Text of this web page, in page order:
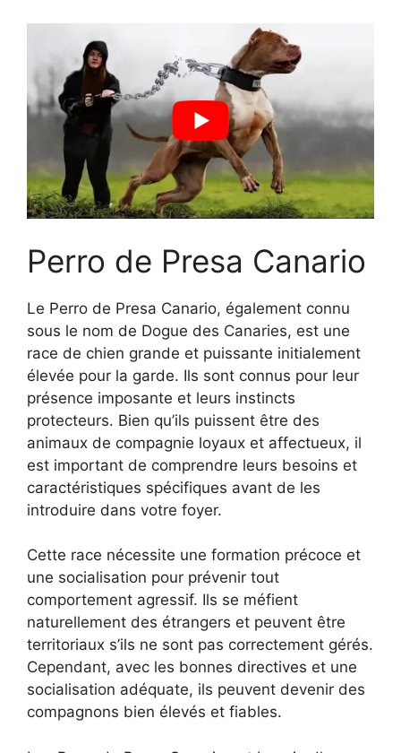
Perro de Presa Canario
Le Perro de Presa Canario, également connu
sous le nom de Dogue des Canaries, est une
race de chien grande et puissante initialement
élevée pour la garde. Ils sont connus pour leur
présence imposante et leurs instincts
protecteurs. Bien qu’ils puissent être des
animaux de compagnie loyaux et affectueux, il
est important de comprendre leurs besoins et
caractéristiques spécifiques avant de les
introduire dans votre foyer.
Cette race nécessite une formation précoce et
une socialisation pour prévenir tout
comportement agressif. Ils se méfient
naturellement des étrangers et peuvent être
territoriaux s’ils ne sont pas correctement gérés.
Cependant, avec les bonnes directives et une
socialisation adéquate, ils peuvent devenir des
compagnons bien élevés et fiables.